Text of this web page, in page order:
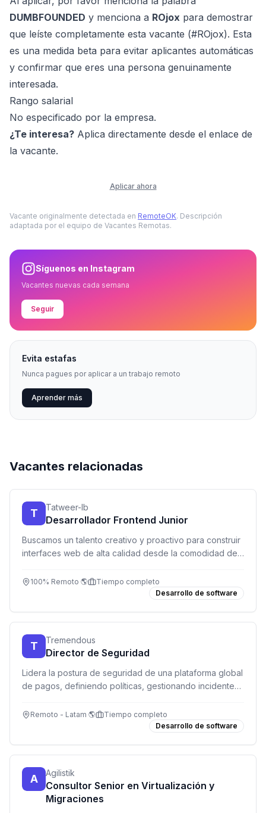
DUMBFOUNDED y menciona a ROjox para demostrar
que leíste completamente esta vacante (#ROjox). Esta
es una medida beta para evitar aplicantes automáticas
y confirmar que eres una persona genuinamente
interesada.
Rango salarial
No especificado por la empresa.
¿Te interesa? Aplica directamente desde el enlace de
la vacante.
Aplicar ahora
Vacante originalmente detectada en RemoteOK. Descripción
adaptada por el equipo de Vacantes Remotas.
Síguenos en Instagram
Vacantes nuevas cada semana
Seguir
Evita estafas
Nunca pagues por aplicar a un trabajo remoto
Aprender más
Vacantes relacionadas
T Tatweer-lb
Desarrollador Frontend Junior
Buscamos un talento creativo y proactivo para construir
interfaces web de alta calidad desde la comodidad de
100% Remoto 🌎
Tiempo completo
Desarrollo de software
T Tremendous
Director de Seguridad
Lidera la postura de seguridad de una plataforma global
de pagos, definiendo políticas, gestionando incidentes
Remoto - Latam 🌎
Tiempo completo
Desarrollo de software
A Agilistik
Consultor Senior en Virtualización y
Migraciones